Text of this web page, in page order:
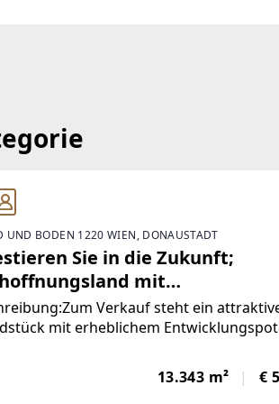
UND BODEN 1220 WIEN, DONAUSTADT
Sie in die Zukunft;
mit
Verkauf steht ein
mit erheblichem
Aspern. Die Liegenschaft ist
Fläche gewidmet,
13.343 m² €